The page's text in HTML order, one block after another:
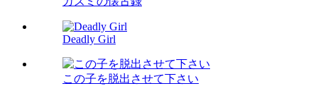
Deadly Girl
この子を脱出させて下さい